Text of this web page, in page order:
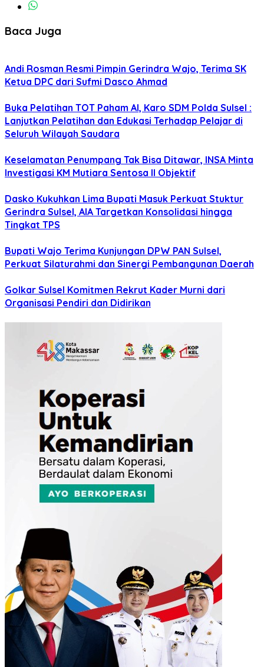
Baca Juga
Andi Rosman Resmi Pimpin Gerindra Wajo, Terima SK
Ketua DPC dari Sufmi Dasco Ahmad
Buka Pelatihan TOT Paham AI, Karo SDM Polda Sulsel :
Lanjutkan Pelatihan dan Edukasi Terhadap Pelajar di
Seluruh Wilayah Saudara
Keselamatan Penumpang Tak Bisa Ditawar, INSA Minta
Investigasi KM Mutiara Sentosa II Objektif
Dasko Kukuhkan Lima Bupati Masuk Perkuat Stuktur
Gerindra Sulsel, AIA Targetkan Konsolidasi hingga
Tingkat TPS
Bupati Wajo Terima Kunjungan DPW PAN Sulsel,
Perkuat Silaturahmi dan Sinergi Pembangunan Daerah
Golkar Sulsel Komitmen Rekrut Kader Murni dari
Organisasi Pendiri dan Didirikan